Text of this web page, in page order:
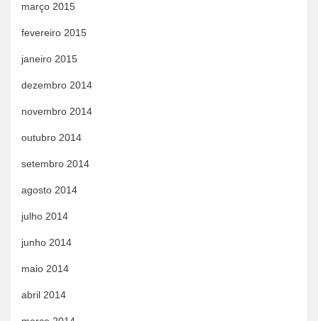
março 2015
fevereiro 2015
janeiro 2015
dezembro 2014
novembro 2014
outubro 2014
setembro 2014
agosto 2014
julho 2014
junho 2014
maio 2014
abril 2014